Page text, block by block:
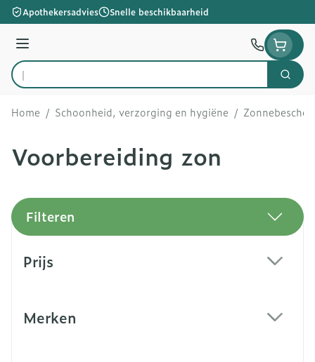
Ga naar de inhoud
Apothekersadvies Snelle beschikbaarheid
Menu
Product, merk, categorie...
Zoek
Home / Schoonheid, verzorging en hygiëne /
Voorbereiding zon
Filteren
Prijs
Merken